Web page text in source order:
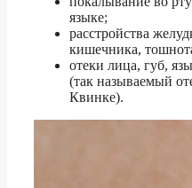
языке;
расстройства
кишечника,
отеки лица, губ,
(так называемый
Квинке).